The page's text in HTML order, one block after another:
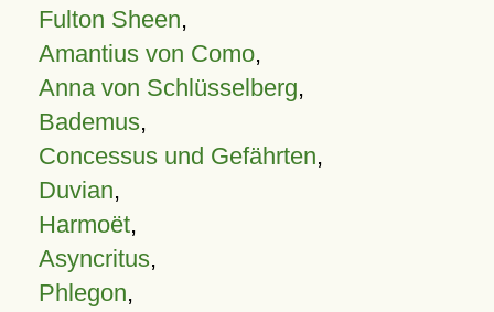
Fulton Sheen,
Amantius von Como,
Anna von Schlüsselberg,
Bademus,
Concessus und Gefährten,
Duvian,
Harmoët,
Asyncritus,
Phlegon,